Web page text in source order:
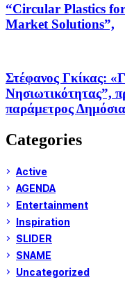
“Circular Plastics
Market Solutions”,
Στέφανος Γκίκας:
Νησιωτικότητας”,
παράμετρος
Categories
Active
AGENDA
Entertainment
Inspiration
SLIDER
SNAME
Uncategorized